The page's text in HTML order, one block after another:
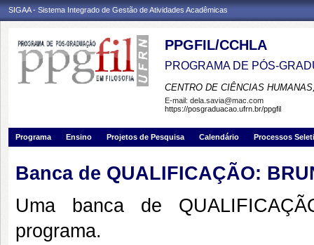
SIGAA - Sistema Integrado de Gestão de Atividades Acadêmicas
PPGFIL/CCHLA
PROGRAMA DE PÓS-
CENTRO DE CIÊNCIAS
E-mail: dela.savia@mac.com
https://posgraduacao.ufrn.br/ppgfil
Programa Ensino Projetos de Pesquisa Calendário Processos
Banca de QUALIFICAÇÃO:
Uma banca de
programa.